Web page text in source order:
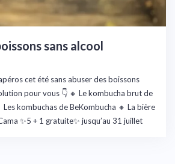
sans alcool
cet été sans abuser des boissons
pour vous 👇 🔸 Le kombucha brut de
Les kombuchas de BeKombucha 🔸 La bière
✨5 + 1 gratuite✨ jusqu’au 31 juillet